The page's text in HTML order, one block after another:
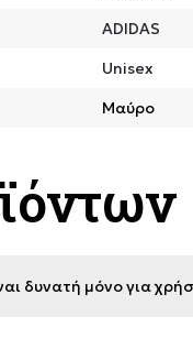
ADIDAS
Unisex
Μαύρο
δυνατή μόνο για